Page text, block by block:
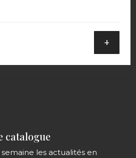
+
catalogue
les actualités en